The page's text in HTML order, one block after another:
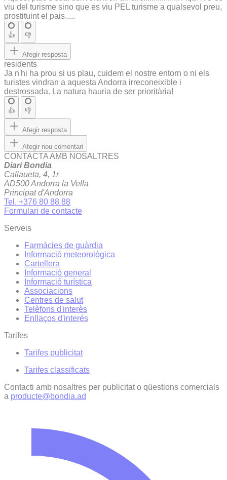
viu del turisme sino que es viu PEL turisme a qualsevol preu,
prostituint el pais.....
👍 👎
Afegir resposta
residents
Ja n'hi ha prou si us plau, cuidem el nostre entorn o ni els
turistes vindran a aquesta Andorra irreconeixible i
destrossada. La natura hauria de ser prioritària!
👍 👎
Afegir resposta
Afegir nou comentari
CONTACTA AMB NOSALTRES
Diari Bondia
Callaueta, 4, 1r
AD500 Andorra la Vella
Principat d'Andorra
Tel. +376 80 88 88
Formulari de contacte
Serveis
Farmàcies de guàrdia
Informació meteorològica
Cartellera
Informació general
Informació turística
Associacions
Centres de salut
Telèfons d'interès
Enllaços d'interés
Tarifes
Tarifes publicitat
Tarifes classificats
Contacti amb nosaltres per publicitat o qüestions comercials
a producte@bondia.ad